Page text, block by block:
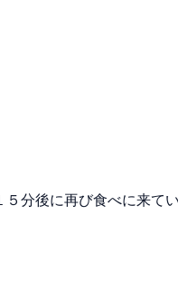
分後に再び食べに来て